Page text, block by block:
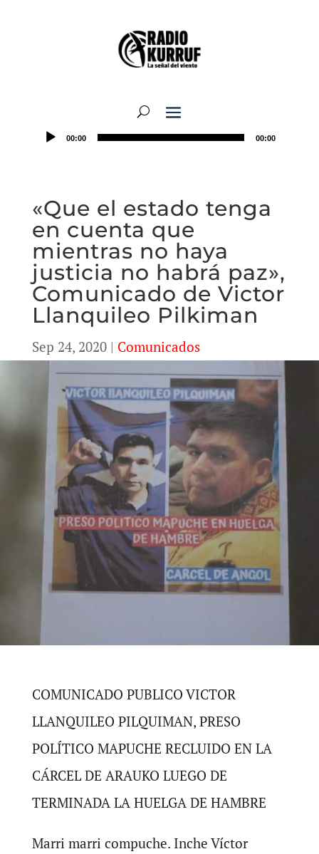
00:00 00:00
«Que el estado tenga
en cuenta que
mientras no haya
justicia no habrá paz»,
Comunicado de Victor
Llanquileo Pilkiman
Sep 24, 2020| Comunicados
COMUNICADO PUBLICO VICTOR
LLANQUILEO PILQUIMAN, PRESO
POLÍTICO MAPUCHE RECLUIDO EN LA
CÁRCEL DE ARAUKO LUEGO DE
TERMINADA LA HUELGA DE HAMBRE
Marri marri compuche. Inche Víctor